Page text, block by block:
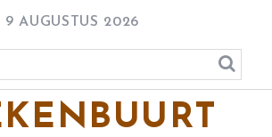
9 AUGUSTUS 2026